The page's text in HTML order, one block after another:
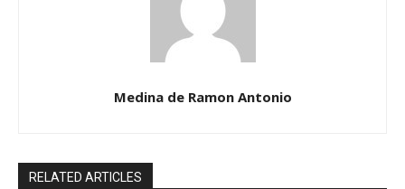
Medina de Ramon Antonio
RELATED ARTICLES